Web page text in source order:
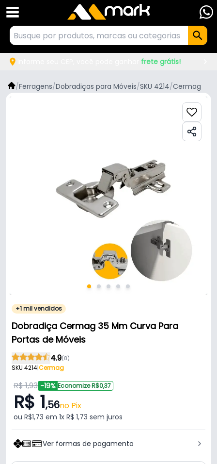
frete grátis!
/Ferragens/Dobradiças para Móveis/SKU 4214/Cermag
+1 mil vendidos
Dobradiça Cermag 35 Mm Curva Para
Portas de Móveis
4.9(8)
SKU 4214|Cermag
R$ 1,93 -19% Economize R$0,37
R$ 1,56no Pix
ou R$1,73 em 1x R$ 1,73 sem juros
Ver formas de pagamento